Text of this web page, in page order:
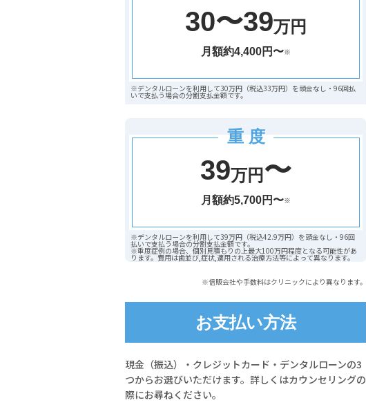
30〜39万円
月額約4,400円〜※
※デンタルローンを利用して30万円（税込33万円）を頭金なし・96回払
いで支払う場合の分割支払金額です。
重 度
39万円 〜
月額約5,700円〜※
※デンタルローンを利用して39万円（税込42.9万円）を頭金なし・96回
払いで支払う場合の分割支払金額です。
※重度症例の場合、個別見積もりの上最大100万円程度となる可能性があ
ります。費用は歯並び,症状,適用される治療方法等によって異なります。
※信販会社や手数料はクリニックにより異なります。
お支払い方法
現金（振込）・クレジットカード・デンタルローンの3
つからお選びいただけます。詳しくはカウンセリングの
際にお尋ねください。